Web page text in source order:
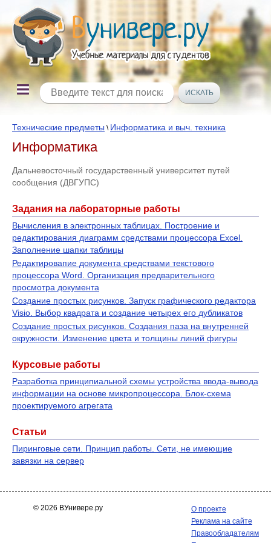
Технические предметы \ Информатика и выч. техника
Информатика
Дальневосточный государственный университет путей
сообщения (ДВГУПС)
Задания на лабораторные работы
Вычисления в электронных таблицах. Построение и
редактирования диаграмм средствами процессора Excel.
Заполнение шапки таблицы
Редактировапие документа средствами текстового
процессора Word. Организация предварительного
просмотра документа
Создание простых рисунков. Запуск графического редактора
Visio. Выбор квадрата и создание четырех его дубликатов
Создание простых рисунков. Создания паза на внутренней
окружности. Изменение цвета и толщины линий фигуры
Курсовые работы
Разработка принципиальной схемы устройства ввода-вывода
информации на основе микропроцессора. Блок-схема
проектируемого агрегата
Статьи
Пиринговые сети. Принцип работы. Сети, не имеющие
завязки на сервер
© 2026 ВУнивере.ру
О проекте
Реклама на сайте
Правообладателям